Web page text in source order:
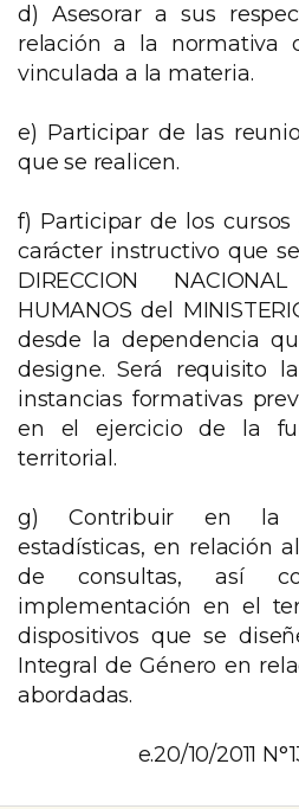
d) Asesorar a sus
relación a la normativa
vinculada a la materia.
e) Participar de las
que se realicen.
f) Participar de los
carácter instructivo que
DIRECCION
HUMANOS del
desde la dependencia
designe. Será requisito
instancias formativas
en el ejercicio de la
territorial.
g) Contribuir en la
estadísticas, en relación
de consultas, así
implementación en el
dispositivos que se
Integral de Género en
abordadas.
e.20/10/2011